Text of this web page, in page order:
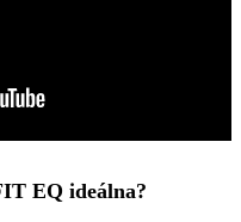
EQ ideálna?